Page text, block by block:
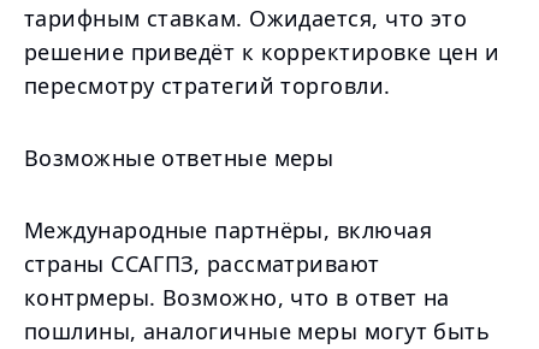
тарифным ставкам. Ожидается, что это
решение приведёт к корректировке цен и
пересмотру стратегий торговли.
Возможные ответные меры
Международные партнёры, включая
страны ССАГПЗ, рассматривают
контрмеры. Возможно, что в ответ на
пошлины, аналогичные меры могут быть